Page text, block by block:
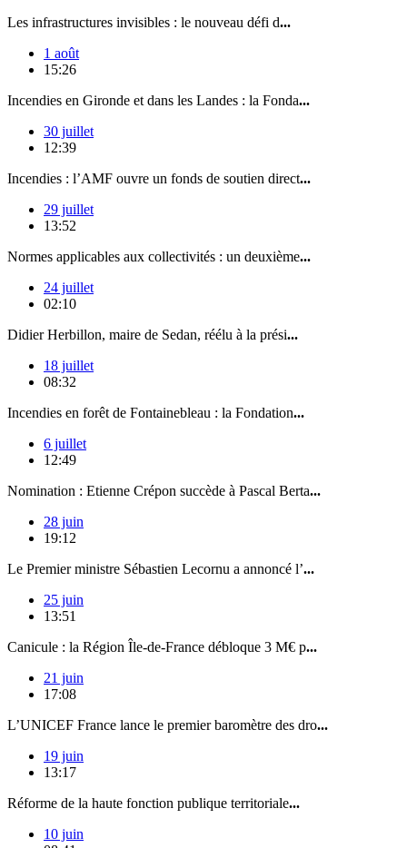
Les infrastructures invisibles : le nouveau défi d...
1 août
15:26
Incendies en Gironde et dans les Landes : la Fonda...
30 juillet
12:39
Incendies : l’AMF ouvre un fonds de soutien direct...
29 juillet
13:52
Normes applicables aux collectivités : un deuxième...
24 juillet
02:10
Didier Herbillon, maire de Sedan, réélu à la prési...
18 juillet
08:32
Incendies en forêt de Fontainebleau : la Fondation...
6 juillet
12:49
Nomination : Etienne Crépon succède à Pascal Berta...
28 juin
19:12
Le Premier ministre Sébastien Lecornu a annoncé l’...
25 juin
13:51
Canicule : la Région Île-de-France débloque 3 M€ p...
21 juin
17:08
L’UNICEF France lance le premier baromètre des dro...
19 juin
13:17
Réforme de la haute fonction publique territoriale...
10 juin